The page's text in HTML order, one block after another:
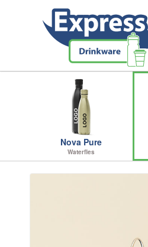
Nova Pure
Waterfles